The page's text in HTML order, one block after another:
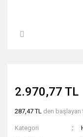
2.970,77 TL
287,47 TL den başlayan
Kategori